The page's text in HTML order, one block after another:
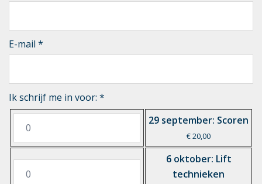
E-mail *
Ik schrijf me in voor: *
29 september: Scoren
€ 20,00
6 oktober: Lift
technieken